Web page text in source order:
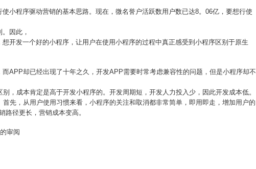
小程序驱动营销的基本思路。现在，微名誉户活跃数用户数已达8。06亿，要想行使
因此，
开发一个好的小程序，让用户在使用小程序的过程中真正感受到小程序区别于原生
APP却已经出现了十年之久，开发APP需要时常考虑兼容性的问题，但是小程序却不
，成本肯定是高于开发小程序的。开发周期短，开发人力投入少，因此开发成本低。
先，从用户使用习惯来看，小程序的关注和取消都非常简单，即用即走，增加用户的
路径更长，营销成本变高。
审阅